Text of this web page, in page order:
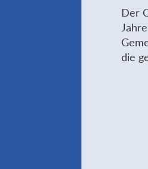
Der
die